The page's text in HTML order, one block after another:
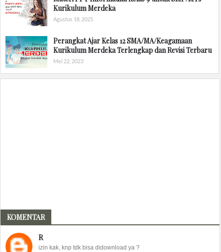
Kurikulum Merdeka
Agustus 18, 2025
Perangkat Ajar Kelas 12 SMA/MA/Keagamaan
Kurikulum Merdeka Terlengkap dan Revisi Terbaru
Mei 22, 2023
KOMENTAR
R
izin kak, knp tdk bisa didownload ya ?